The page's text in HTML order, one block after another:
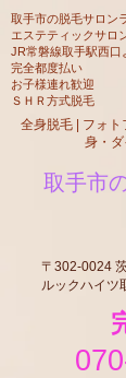
〒302-0024
ルックハイツ
取手市の脱毛サロン
エステティックサロ
JR常磐線取手駅西口
​完全都度払い
​お子様連れ歓迎
​ＳＨＲ方式脱毛​
全身脱毛 | フォ
身・
取手市